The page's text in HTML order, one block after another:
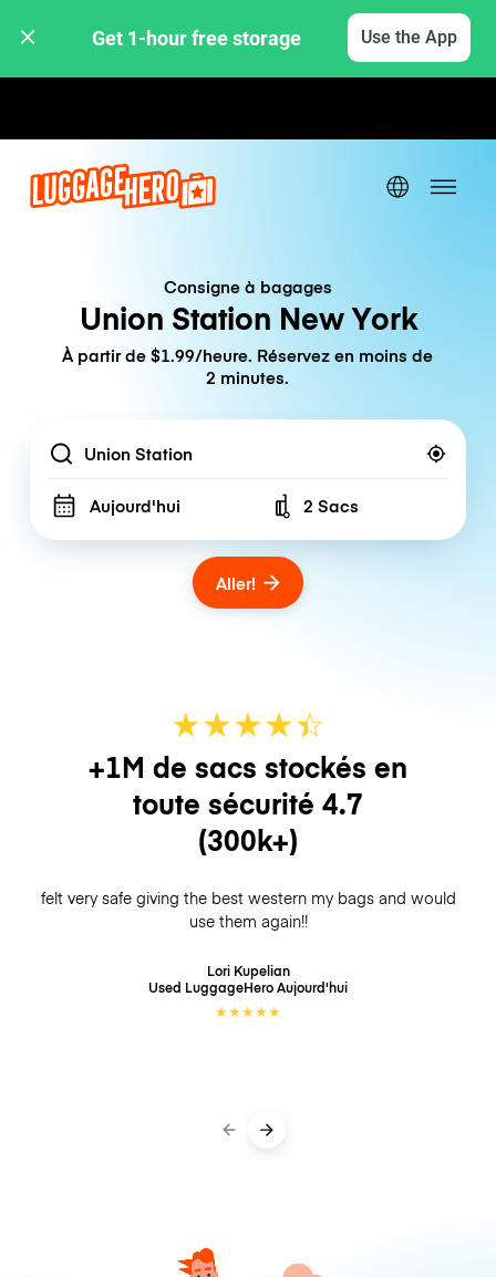
Get 1-hour free storage Use the App
Consigne à bagages
Union Station New York
À partir de $1.99/heure. Réservez en moins de
2 minutes.
Location
Aujourd'hui Number of bags
2 Sacs
Aller!
★★★★☆
★
+1M de sacs stockés en
toute sécurité 4.7
(300k+)
felt very safe giving the best western my bags and would
use them again!!
Lori Kupelian
Used LuggageHeroAujourd'hui
★★★★★